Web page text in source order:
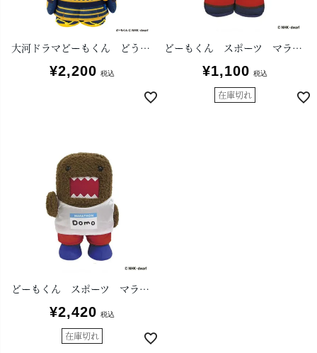
大河ドラマどーもくん どうする家康マスコット
¥2,200 税込
どーもくん スポーツ マラソン マスコット
¥1,100 税込
在庫切れ
どーもくん スポーツ マラソン ぬいぐるみ
¥2,420 税込
在庫切れ